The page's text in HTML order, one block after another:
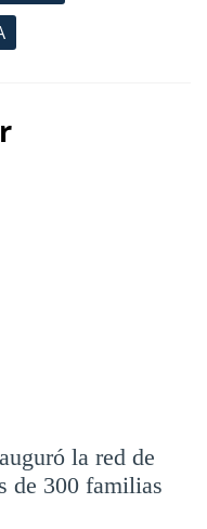
la red de
de 300 familias